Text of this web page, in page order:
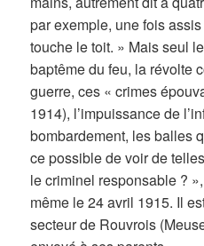
par exemple, une fois
touche le toit. » Mais seul
baptême du feu, la révolte
guerre, ces « crimes
1914), l’impuissance de
bombardement, les balles
ce possible de voir de
le criminel responsable ?
même le 24 avril 1915. Il
secteur de Rouvrois